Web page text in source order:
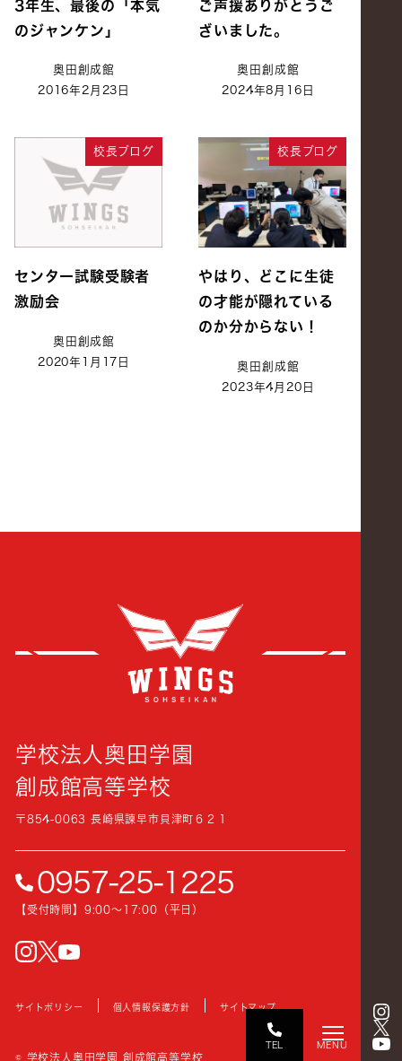
MENU
TEL
3年生、最後の「本気
のジャンケン」
奥田創成館
2016年2月23日
ご声援ありがとうご
ざいました。
奥田創成館
2024年8月16日
校長ブログ
センター試験受験者
激励会
奥田創成館
2020年1月17日
校長ブログ
やはり、どこに生徒
の才能が隠れている
のか分からない！
奥田創成館
2023年4月20日
学校法人奥田学園
創成館高等学校
〒854-0063 長崎県諫早市貝津町６２１
0957-25-1225
【受付時間】9:00〜17:00（平日）
instagram
サイトポリシー 個人情報保護方針 サイトマップ
© 学校法人奥田学園 創成館高等学校